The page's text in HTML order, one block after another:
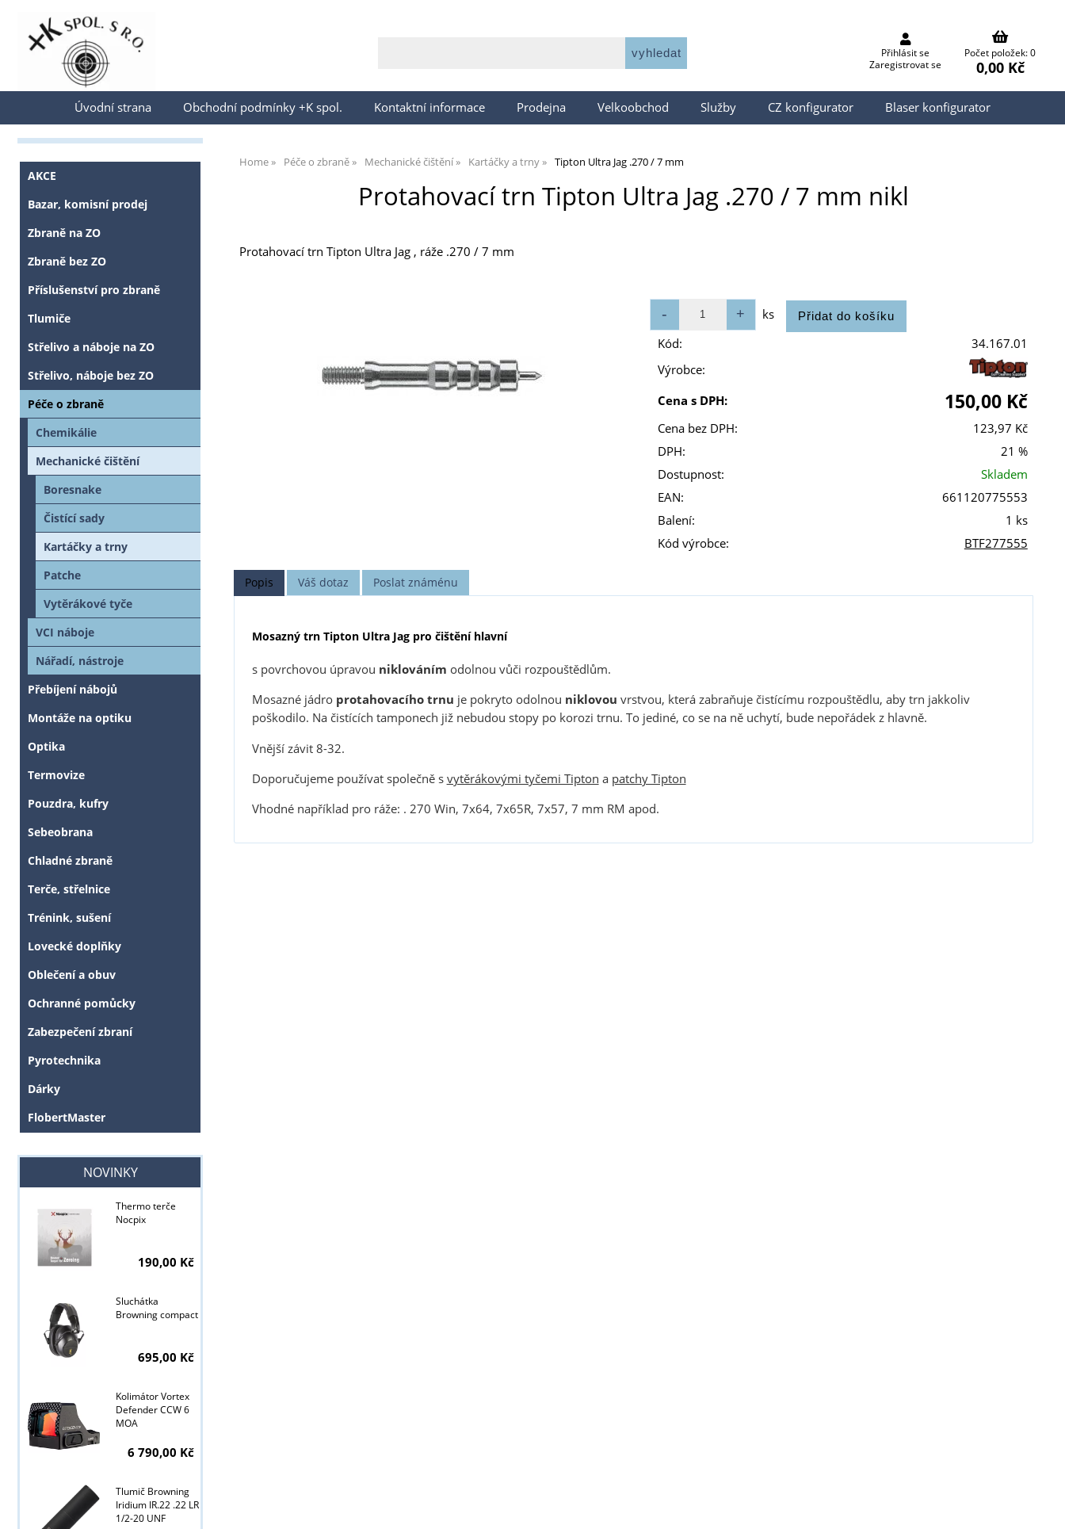
Přihlásit se
Přihlásit se
Zaregistrovat se
Počet položek: 0
0,00 Kč
Úvodní strana Obchodní podmínky +K spol. Kontaktní informace Prodejna Velkoobchod Služby CZ konfigurator Blaser konfigurator
Home Péče o zbraně Mechanické čištění Kartáčky a trny Tipton Ultra Jag .270 / 7 mm
Protahovací trn Tipton Ultra Jag .270 / 7 mm nikl
Protahovací trn Tipton Ultra Jag , ráže .270 / 7 mm
ks
Kód:
34.167.01
Výrobce:
Cena s DPH:
150,00 Kč
Cena bez DPH:
123,97 Kč
DPH:
21 %
Dostupnost:
Skladem
EAN:
661120775553
Balení:
1 ks
Kód výrobce:
BTF277555
Popis Váš dotaz Poslat známénu
Mosazný trn Tipton Ultra Jag pro čištění hlavní
s povrchovou úpravou niklováním odolnou vůči rozpouštědlům.
Mosazné jádro protahovacího trnu je pokryto odolnou niklovou vrstvou, která zabraňuje čistícímu rozpouštědlu, aby trn jakkoliv
poškodilo. Na čistících tamponech již nebudou stopy po korozi trnu. To jediné, co se na ně uchytí, bude nepořádek z hlavně.
Vnější závit 8-32.
Doporučujeme používat společně svytěrákovými tyčemi Tipton a patchy Tipton
Vhodné například pro ráže: . 270 Win, 7x64, 7x65R, 7x57, 7 mm RM apod.
AKCE
Bazar, komisní prodej
Zbraně na ZO
Zbraně bez ZO
Příslušenství pro zbraně
Tlumiče
Střelivo a náboje na ZO
Střelivo, náboje bez ZO
Péče o zbraně
Chemikálie
Mechanické čištění
Boresnake
Čistící sady
Kartáčky a trny
Patche
Vytěrákové tyče
VCI náboje
Nářadí, nástroje
Přebíjení nábojů
Montáže na optiku
Optika
Termovize
Pouzdra, kufry
Sebeobrana
Chladné zbraně
Terče, střelnice
Trénink, sušení
Lovecké doplňky
Oblečení a obuv
Ochranné pomůcky
Zabezpečení zbraní
Pyrotechnika
Dárky
FlobertMaster
NOVINKY
Thermo terče
Nocpix
190,00 Kč
Sluchátka
Browning compact
695,00 Kč
Kolimátor Vortex
Defender CCW 6
MOA
6 790,00 Kč
Tlumič Browning
Iridium IR.22 .22 LR
1/2-20 UNF